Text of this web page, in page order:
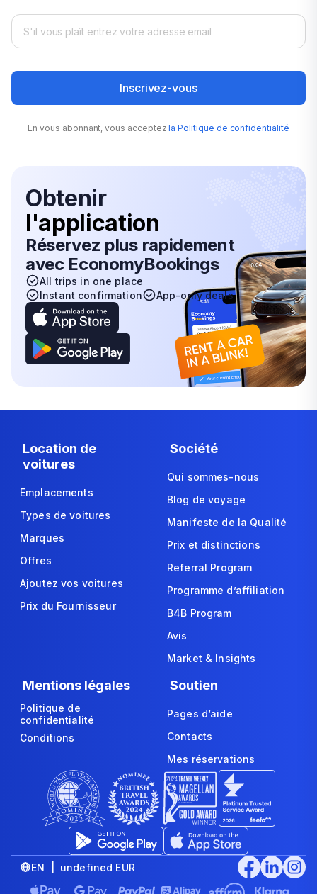
Inscrivez-vous
En vous abonnant, vous acceptez la Politique de confidentialité
Obtenir
l'application
Réservez plus rapidement
avec EconomyBookings
All trips in one place
Instant confirmation
App-only deals
Location de
voitures
Emplacements
Types de voitures
Marques
Offres
Ajoutez vos voitures
Prix du Fournisseur
Société
Qui sommes-nous
Blog de voyage
Manifeste de la Qualité
Prix et distinctions
Referral Program
Programme d’affiliation
B4B Program
Avis
Market & Insights
Mentions légales
Politique de
confidentialité
Conditions
Soutien
Pages d’aide
Contacts
Mes réservations
EN | undefined EUR